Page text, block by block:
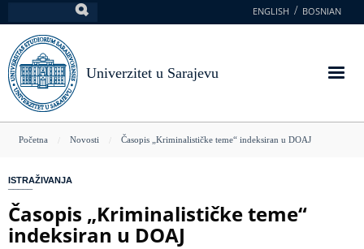
na
glavni
sadržaj
ENGLISH BOSNIAN
Univerzitet u Sarajevu
You
here
Početna Novosti Časopis „Kriminalističke teme“ indeksiran u DOAJ
ISTRAŽIVANJA
Časopis „Kriminalističke teme“
indeksiran u DOAJ